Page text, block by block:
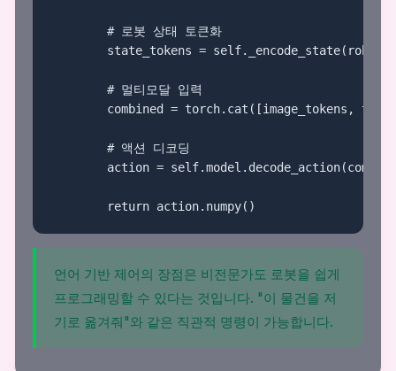
        # 로봇 상태 토큰화
state_tokens =
        # 멀티모달 입력
combined = torch.cat([image_tokens,
        # 액션 디코딩
action =
        return action.numpy()
언어 기반 제어의 장점은 비전문가도 로봇을 쉽게
프로그래밍할 수 있다는 것입니다. "이 물건을 저
기로 옮겨줘"와 같은 직관적 명령이 가능합니다.